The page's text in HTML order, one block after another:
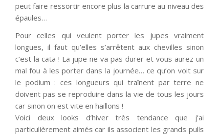
peut faire ressortir encore plus la carrure au niveau des
épaules…
Pour celles qui veulent porter les jupes vraiment
longues, il faut qu’elles s’arrêtent aux chevilles sinon
c’est la cata ! La jupe ne va pas durer et vous aurez un
mal fou à les porter dans la journée… ce qu’on voit sur
le podium : ces longueurs qui traînent par terre ne
doivent pas se reproduire dans la vie de tous les jours
car sinon on est vite en haillons !
Voici deux looks d’hiver très tendance que j’ai
particulièrement aimés car ils associent les grands pulls